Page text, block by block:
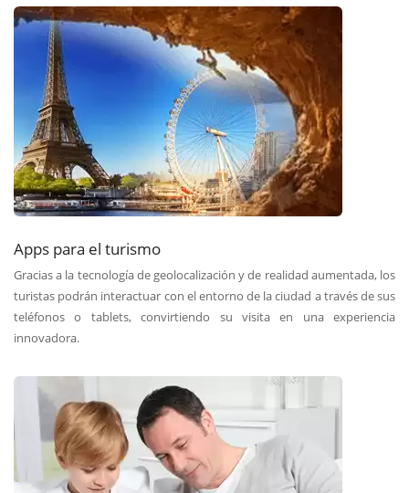
Apps para el turismo
Gracias a la tecnología de geolocalización y de realidad aumentada, los
turistas podrán interactuar con el entorno de la ciudad a través de sus
teléfonos o tablets, convirtiendo su visita en una experiencia
innovadora.